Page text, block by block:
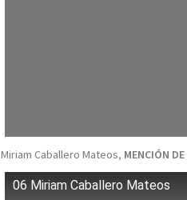
Miriam Caballero Mateos, MENCIÓN
06 Miriam Caballero Mateos